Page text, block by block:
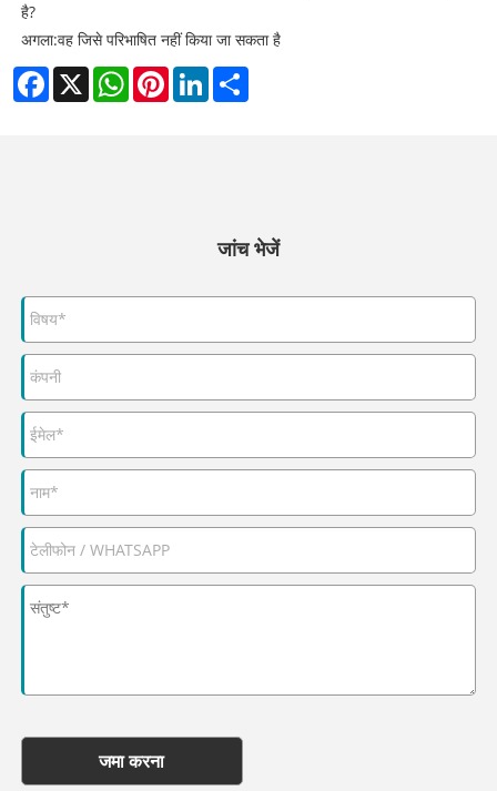
है?
अगला:वह जिसे परिभाषित नहीं किया जा सकता है
Facebook
X WhatsAppPinterestLinkedIn
जांच भेजें
जमा करना